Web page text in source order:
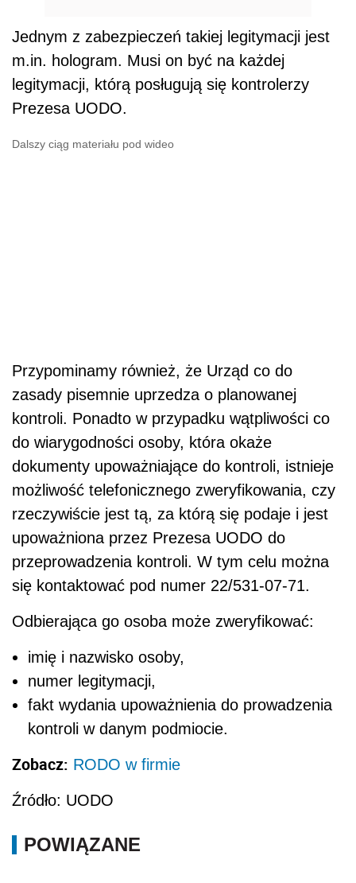
Jednym z zabezpieczeń takiej legitymacji jest
m.in. hologram. Musi on być na każdej
legitymacji, którą posługują się kontrolerzy
Prezesa UODO.
Dalszy ciąg materiału pod wideo
Przypominamy również, że Urząd co do
zasady pisemnie uprzedza o planowanej
kontroli. Ponadto w przypadku wątpliwości co
do wiarygodności osoby, która okaże
dokumenty upoważniające do kontroli, istnieje
możliwość telefonicznego zweryfikowania, czy
rzeczywiście jest tą, za którą się podaje i jest
upoważniona przez Prezesa UODO do
przeprowadzenia kontroli. W tym celu można
się kontaktować pod numer 22/531-07-71.
Odbierająca go osoba może zweryfikować:
imię i nazwisko osoby,
numer legitymacji,
fakt wydania upoważnienia do prowadzenia
kontroli w danym podmiocie.
Zobacz: RODO w firmie
Źródło: UODO
POWIĄZANE